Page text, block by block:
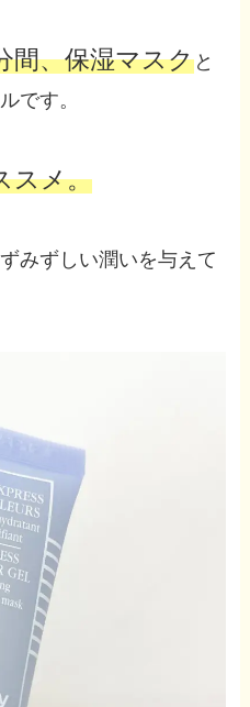
間、保湿マスクと
です。
スメ。
みずしい潤いを与えて